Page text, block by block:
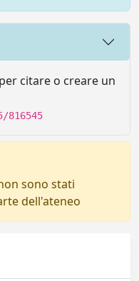
citare o creare un
sono stati
dell'ateneo